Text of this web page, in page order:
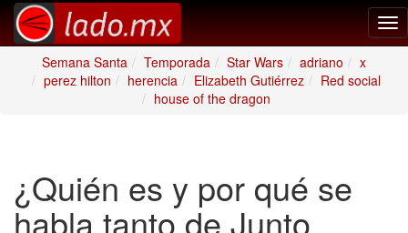
Semana Santa
Temporada Star Wars adriano
x
perez hilton
herencia Elizabeth Gutiérrez
Red social
house of the dragon
¿Quién es y por qué se
habla tanto de Junto